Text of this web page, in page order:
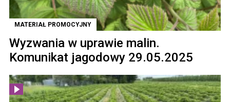
MATERIAŁ PROMOCYJNY
Wyzwania w uprawie malin.
Komunikat jagodowy 29.05.2025